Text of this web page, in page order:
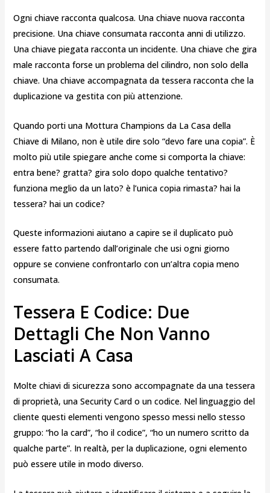
Ogni chiave racconta qualcosa. Una chiave nuova racconta
precisione. Una chiave consumata racconta anni di utilizzo.
Una chiave piegata racconta un incidente. Una chiave che gira
male racconta forse un problema del cilindro, non solo della
chiave. Una chiave accompagnata da tessera racconta che la
duplicazione va gestita con più attenzione.
Quando porti una Mottura Champions da La Casa della
Chiave di Milano, non è utile dire solo “devo fare una copia”. È
molto più utile spiegare anche come si comporta la chiave:
entra bene? gratta? gira solo dopo qualche tentativo?
funziona meglio da un lato? è l’unica copia rimasta? hai la
tessera? hai un codice?
Queste informazioni aiutano a capire se il duplicato può
essere fatto partendo dall’originale che usi ogni giorno
oppure se conviene confrontarlo con un’altra copia meno
consumata.
Tessera E Codice: Due
Dettagli Che Non Vanno
Lasciati A Casa
Molte chiavi di sicurezza sono accompagnate da una tessera
di proprietà, una Security Card o un codice. Nel linguaggio del
cliente questi elementi vengono spesso messi nello stesso
gruppo: “ho la card”, “ho il codice”, “ho un numero scritto da
qualche parte”. In realtà, per la duplicazione, ogni elemento
può essere utile in modo diverso.